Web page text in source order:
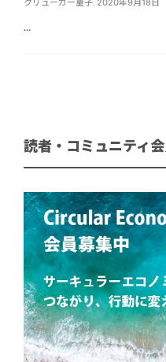
...
読者・コミュニティ会